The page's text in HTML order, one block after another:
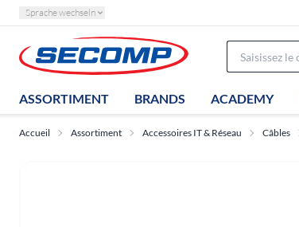
Sprache wechseln
ASSORTIMENT BRANDS ACADEMY
Accueil Assortiment Accessoires IT & Réseau Câbles